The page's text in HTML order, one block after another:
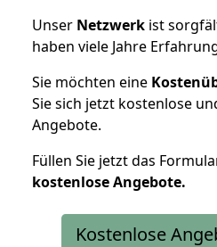
Unser Netzwerk ist
haben viele Jahre
Sie möchten eine
Sie sich jetzt kostenlose
Angebote.
Füllen Sie jetzt das
kostenloseAngebote.
Kostenlose